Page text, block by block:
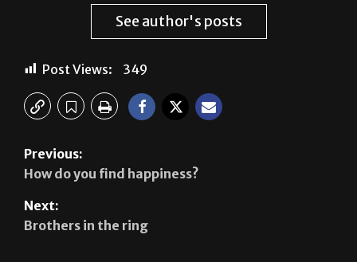
Fatima Gamez Lopez
Post Views: 349
How do you find happiness?